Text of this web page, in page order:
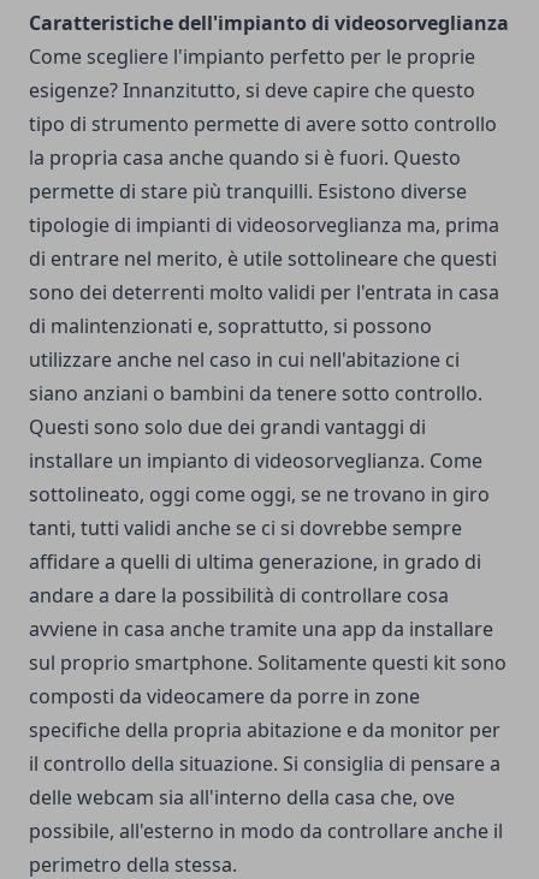
Caratteristiche dell'impianto di videosorveglianza
Come scegliere l'impianto perfetto per le proprie
esigenze? Innanzitutto, si deve capire che questo
tipo di strumento permette di avere sotto controllo
la propria casa anche quando si è fuori. Questo
permette di stare più tranquilli. Esistono diverse
tipologie di impianti di videosorveglianza ma, prima
di entrare nel merito, è utile sottolineare che questi
sono dei deterrenti molto validi per l'entrata in casa
di malintenzionati e, soprattutto, si possono
utilizzare anche nel caso in cui nell'abitazione ci
siano anziani o bambini da tenere sotto controllo.
Questi sono solo due dei grandi vantaggi di
installare un impianto di videosorveglianza. Come
sottolineato, oggi come oggi, se ne trovano in giro
tanti, tutti validi anche se ci si dovrebbe sempre
affidare a quelli di ultima generazione, in grado di
andare a dare la possibilità di controllare cosa
avviene in casa anche tramite una app da installare
sul proprio smartphone. Solitamente questi kit sono
composti da videocamere da porre in zone
specifiche della propria abitazione e da monitor per
il controllo della situazione. Si consiglia di pensare a
delle webcam sia all'interno della casa che, ove
possibile, all'esterno in modo da controllare anche il
perimetro della stessa.